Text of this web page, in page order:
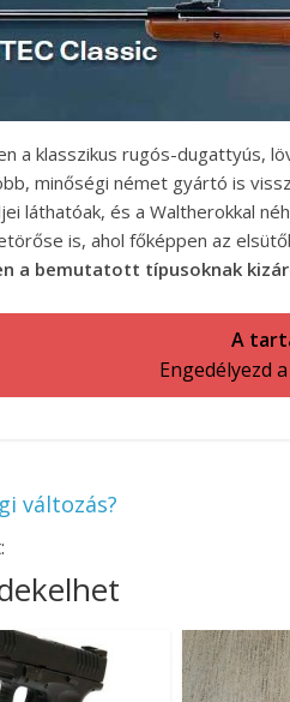
a klasszikus rugós-dugattyús,
minőségi német gyártó is
láthatóak, és a Waltherokkal
is, ahol főképpen az
a bemutatott típusoknak
A
Engedélyezd
változás?